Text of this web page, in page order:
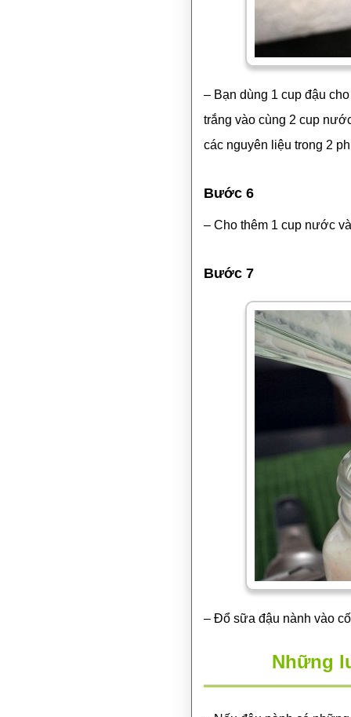
– Bạn dùng 1 cup đậu
trắng vào cùng 2 cup
các nguyên liệu trong 2
Bước 6
– Cho thêm 1 cup nước
Bước 7
– Đổ sữa đậu nành vào
Những